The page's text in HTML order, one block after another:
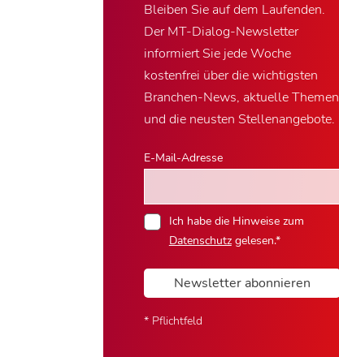
Bleiben Sie auf dem Laufenden.
Der MT-Dialog-Newsletter
informiert Sie jede Woche
kostenfrei über die wichtigsten
Branchen-News, aktuelle Themen
und die neusten Stellenangebote.
E-Mail-Adresse
Ich habe die Hinweise zum
Datenschutzgelesen.*
Newsletter abonnieren
* Pflichtfeld